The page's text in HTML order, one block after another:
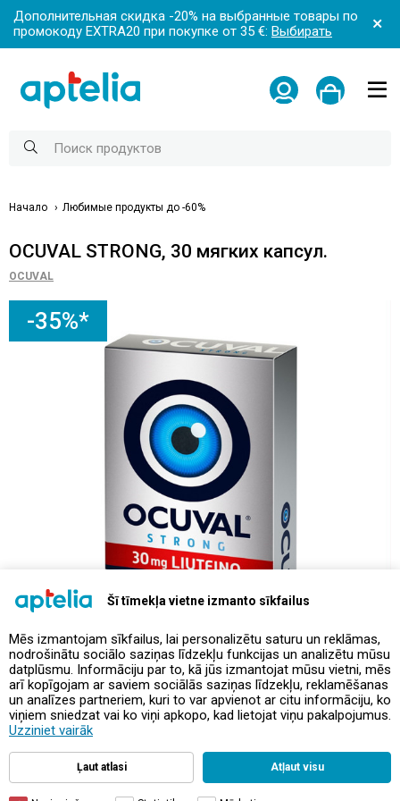
Šī tīmekļa vietne izmanto sīkfailus
Mēs izmantojam sīkfailus, lai personalizētu saturu un reklāmas,
nodrošinātu sociālo saziņas līdzekļu funkcijas un analizētu mūsu
datplūsmu. Informāciju par to, kā jūs izmantojat mūsu vietni, mēs
arī kopīgojam ar saviem sociālās saziņas līdzekļu, reklamēšanas
un analīzes partneriem, kuri to var apvienot ar citu informāciju, ko
viņiem sniedzat vai ko viņi apkopo, kad lietojat viņu pakalpojumus.
Uzziniet vairāk
Ļaut atlasi Atļaut visu
Дополнительная скидка -20% на выбранные товары по
промокоду EXTRA20 при покупке от 35 €: Выбирать
Начало Любимые продукты до -60%
OCUVAL STRONG, 30 мягких капсул.
OCUVAL
-35%*
Внешний вид товара может отличаться от представленного на фото.